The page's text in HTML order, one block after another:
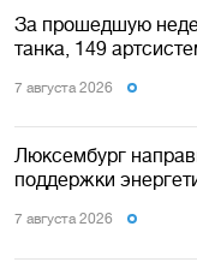
За прошедшую
танка, 149
7 августа 2026
Люксембург
поддержки
7 августа 2026